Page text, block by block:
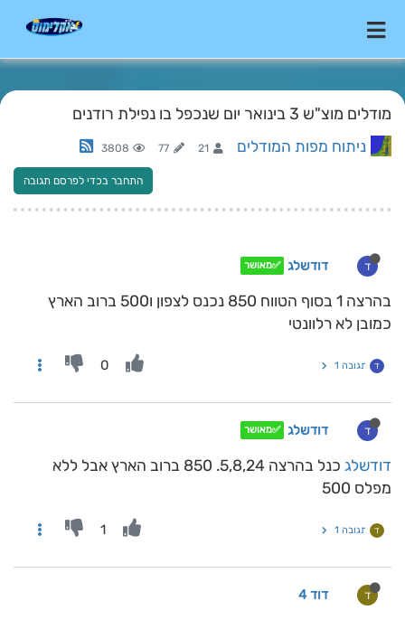
מודלים מוצ"ש 3 בינואר יום שנכפל בו נפילת רודנים
ניתוח מפות המודלים 21
77
3808
התחבר בכדי לפרסם תגובה
ד דודשלג ✅מאושר
בהרצה 1 בסוף הטווח 850 נכנס לצפון ו500 ברוב הארץ
כמובן לא רלוונטי
ד תגובה 1 0
ד דודשלג ✅מאושר
דודשלג
כנל בהרצה 5,8,24. 850 ברוב הארץ אבל ללא
מפלס 500
ד תגובה 1 1
ד דוד 4